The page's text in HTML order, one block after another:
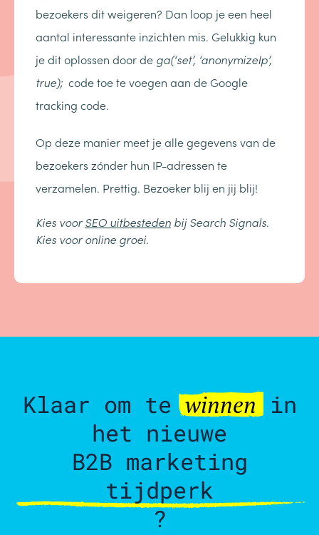
bezoekers dit weigeren? Dan loop je een heel
aantal interessante inzichten mis. Gelukkig kun
je dit oplossen door de ga(‘set’, ‘anonymizeIp’,
true); code toe te voegen aan de Google
tracking code.
Op deze manier meet je alle gegevens van de
bezoekers zónder hun IP-adressen te
verzamelen. Prettig. Bezoeker blij en jij blij!
Kies voorSEO uitbesteden bij Search Signals.
Kies voor online groei.
Klaar om tewinnen in
het nieuwe
B2B marketing
tijdperk
?